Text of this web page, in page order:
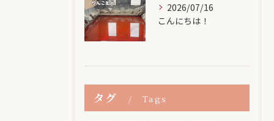
2026/07/16
こんにちは！
タグ Tags